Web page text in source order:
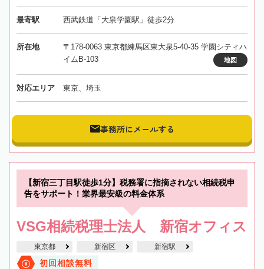
最寄駅 西武鉄道「大泉学園駅」徒歩2分
所在地
〒178-0063 東京都練馬区東大泉5-40-35 学園シティハ
イムB-103
地図
対応エリア 東京、埼玉
事務所にメールする
【新宿三丁目駅徒歩1分】税務署に指摘されない相続税申
告をサポート！業界最安級の料金体系
VSG相続税理士法人 新宿オフィス
東京都 新宿区 新宿駅
初回相談無料